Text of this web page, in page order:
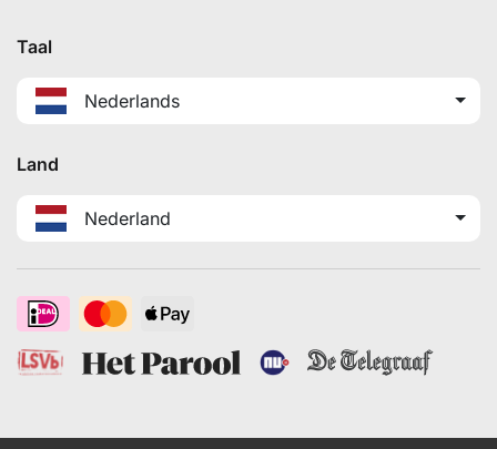
Taal
Nederlands
Land
Nederland